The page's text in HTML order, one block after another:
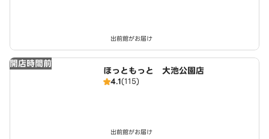
出前館がお届け
開店時間前
ほっともっと 大池公園店
4.1(115)
出前館がお届け